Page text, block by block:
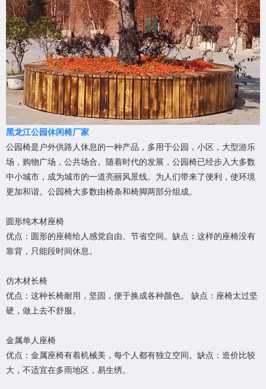
黑龙江公园休闲椅厂家
公园椅是户外供路人休息的一种产品，多用于公园，小区，大型游乐
场，购物广场，公共场合。随着时代的发展，公园椅已经步入大多数
中小城市，成为城市的一道亮丽风景线。为人们带来了便利，使环境
更加和谐。公园椅大多数由椅条和椅脚两部分组成。
圆形纯木材座椅
优点：圆形的座椅给人感觉自由、节省空间。缺点：这样的座椅没有
靠背，只能段时间休息。
仿木材长椅
优点：这种长椅耐用，坚固，便于换成各种颜色。 缺点：座椅太过坚
硬，做上去不舒服。
金属单人座椅
优点：金属座椅有着机械美，每个人都有独立空间。缺点：造价比较
大，不适宜在多雨地区，易生绣。